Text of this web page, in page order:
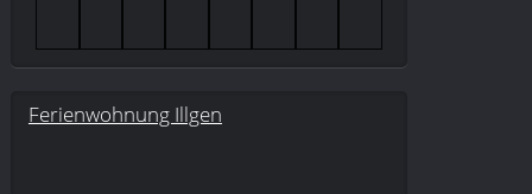
Ferienwohnung Illgen